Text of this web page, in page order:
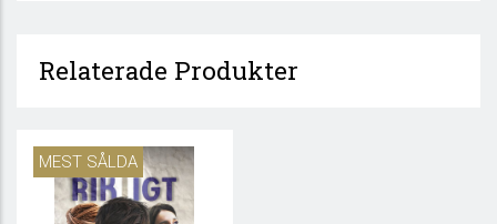
Relaterade Produkter
MEST SÅLDA